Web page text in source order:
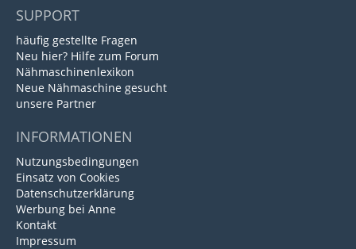
SUPPORT
häufig gestellte Fragen
Neu hier? Hilfe zum Forum
Nähmaschinenlexikon
Neue Nähmaschine gesucht
unsere Partner
INFORMATIONEN
Nutzungsbedingungen
Einsatz von Cookies
Datenschutzerklärung
Werbung bei Anne
Kontakt
Impressum